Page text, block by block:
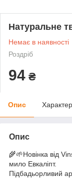
Натуральне
Немає в наявності
Роздріб
94 ₴
Опис
Опис
🌾🌱Новінка від
мило Евкаліпт.
Підбадьорливий